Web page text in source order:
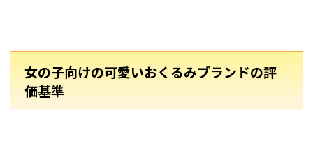
女の子向けの可愛いおくるみブランドの評
価基準